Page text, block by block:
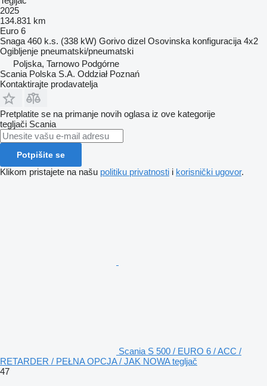
2025
134.831 km
Euro 6
Snaga 460 k.s. (338 kW) Gorivo dizel Osovinska konfiguracija 4x2
Ogibljenje pneumatski/pneumatski
Poljska, Tarnowo Podgórne
Scania Polska S.A. Oddział Poznań
Kontaktirajte prodavatelja
Pretplatite se na primanje novih oglasa iz ove kategorije
tegljači Scania
Potpišite se
Klikom pristajete na našu politiku privatnosti i korisnički ugovor.
Scania S 500 / EURO 6 / ACC /
RETARDER / PEŁNA OPCJA / JAK NOWA tegljač
47